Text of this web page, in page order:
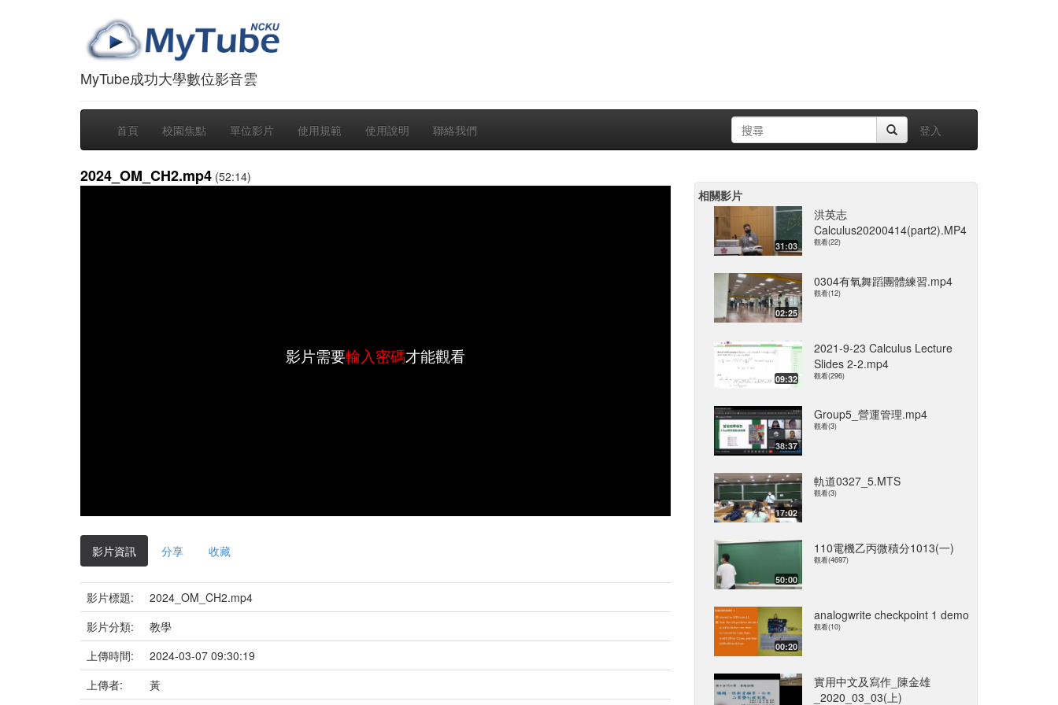
MyTube成功大學數位影音雲
首頁 校園焦點 單位影片 使用規範 使用說明 聯絡我們 登入
2024_OM_CH2.mp4 (52:14)
影片需要輸入密碼才能觀看
影片資訊 分享 收藏
影片標題:
2024_OM_CH2.mp4
影片分類:
教學
上傳時間:
2024-03-07 09:30:19
上傳者:
黃
相關影片
31:03
洪英志
Calculus20200414(part2).MP4
觀看(22)
02:25
0304有氧舞蹈團體練習.mp4
觀看(12)
09:32
2021-9-23 Calculus Lecture
Slides 2-2.mp4
觀看(296)
38:37
Group5_營運管理.mp4
觀看(3)
17:02
軌道0327_5.MTS
觀看(3)
50:00
110電機乙丙微積分1013(一)
觀看(4697)
00:20
analogwrite checkpoint 1 demo
觀看(10)
實用中文及寫作_陳金雄
_2020_03_03(上)